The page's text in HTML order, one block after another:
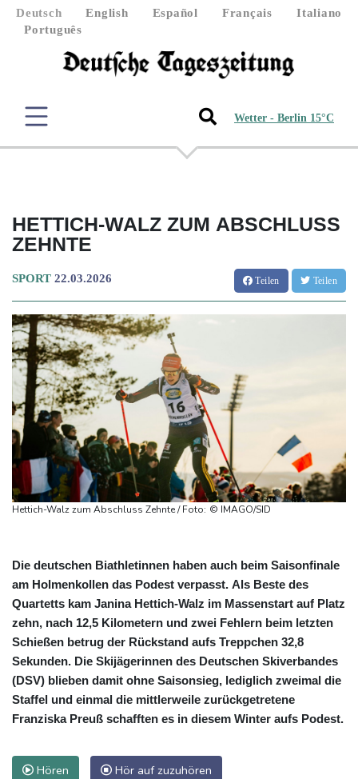
Deutsch English Español Français
Italiano
Português
Wetter - Berlin 15°C
HETTICH-WALZ ZUM ABSCHLUSS
ZEHNTE
SPORT 22.03.2026 Teilen Teilen
Hettich-Walz zum Abschluss Zehnte / Foto: © IMAGO/SID
Die deutschen Biathletinnen haben auch beim Saisonfinale
am Holmenkollen das Podest verpasst. Als Beste des
Quartetts kam Janina Hettich-Walz im Massenstart auf Platz
zehn, nach 12,5 Kilometern und zwei Fehlern beim letzten
Schießen betrug der Rückstand aufs Treppchen 32,8
Sekunden. Die Skijägerinnen des Deutschen Skiverbandes
(DSV) blieben damit ohne Saisonsieg, lediglich zweimal die
Staffel und einmal die mittlerweile zurückgetretene
Franziska Preuß schafften es in diesem Winter aufs Podest.
Hören Hör auf zuzuhören